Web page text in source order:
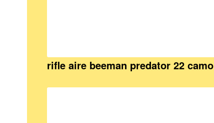
rifle aire beeman predator 22 camo